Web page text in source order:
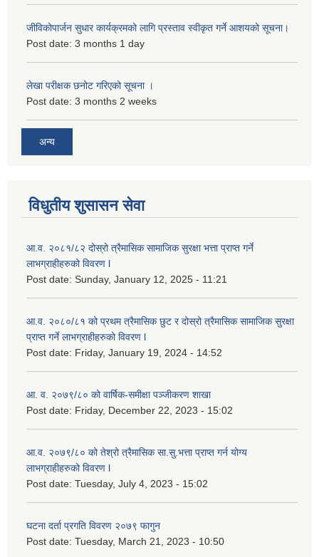
जीविकोपार्जन सुधार कार्यक्रमको लागि प्रस्ताव स्वीकृत गर्ने आशयको सूचना।
Post date: 3 months 1 day
लेखा परीक्षक छनोट गरिएको सूचना ।
Post date: 3 months 2 weeks
अन्य
विधुतीय शुसासन सेवा
आ.व. २०८१/८२ दोस्रो त्रैमासिक सामाजिक सुरक्षा भत्ता प्राप्त गर्ने
लाभग्राहीहरुको विवरण l
Post date: Sunday, January 12, 2025 - 11:21
आ.व. २०८०/८१ को प्रथम त्रैमासिक छुट र दोस्रो त्रैमासिक सामाजिक सुरक्षा
प्राप्त गर्ने लाभग्राहीहरुको विवरण l
Post date: Friday, January 19, 2024 - 14:52
आ. व. २०७९/८० को वार्षिक-समीक्षा पञ्जीकरण शाखा
Post date: Friday, December 22, 2023 - 15:02
आ.व. २०७९/८० को तेश्रो त्रैमासिक सा.सु.भ‍त्ता प्राप्त गर्न योग्य
लाभग्राहीहरुको विवरण l
Post date: Tuesday, July 4, 2023 - 15:02
घटना दर्ता प्रगति विवरण २०७९ फागुन
Post date: Tuesday, March 21, 2023 - 10:50